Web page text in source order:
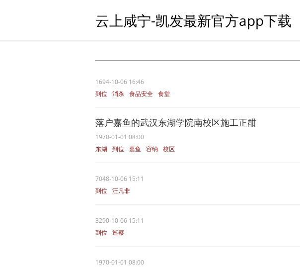
云上咸宁-凯发最新官方app下载
1694-10-06 16:46
到位
消杀 食品安全 食堂
落户嘉鱼的武汉东湖学院南校区施工正酣
1970-01-01 08:00
东湖 到位 嘉鱼 容纳 校区
7048-10-06 15:11
到位
汪凡非
3290-10-06 15:11
到位
巡察
1970-01-01 08:00